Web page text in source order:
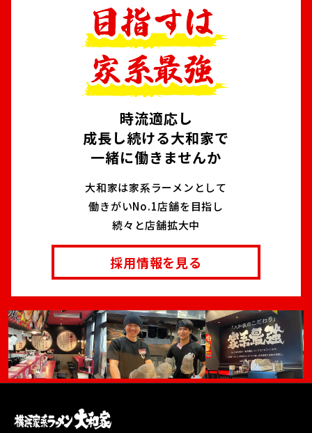
時流適応し
成長し続ける大和家で
一緒に働きませんか
大和家は家系ラーメンとして
働きがいNo.1店舗を目指し
続々と店舗拡大中
採用情報を見る